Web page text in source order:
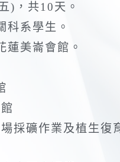
)，共10天。
科系學生。
蓮美崙會館。
採礦作業及植生復